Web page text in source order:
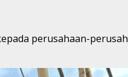
perusahaan-